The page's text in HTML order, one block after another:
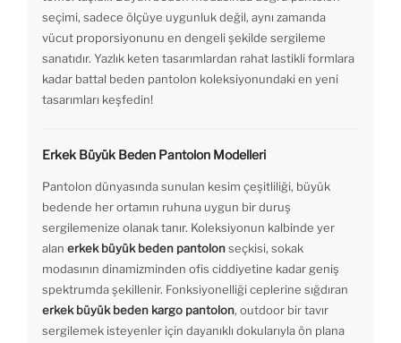
seçimi, sadece ölçüye uygunluk değil, aynı zamanda
vücut proporsiyonunu en dengeli şekilde sergileme
sanatıdır. Yazlık keten tasarımlardan rahat lastikli formlara
kadar battal beden pantolon koleksiyonundaki en yeni
tasarımları keşfedin!
Erkek Büyük Beden Pantolon Modelleri
Pantolon dünyasında sunulan kesim çeşitliliği, büyük
bedende her ortamın ruhuna uygun bir duruş
sergilemenize olanak tanır. Koleksiyonun kalbinde yer
alan erkek büyük beden pantolonseçkisi, sokak
modasının dinamizminden ofis ciddiyetine kadar geniş
spektrumda şekillenir. Fonksiyonelliği ceplerine sığdıran
erkek büyük beden kargo pantolon, outdoor bir tavır
sergilemek isteyenler için dayanıklı dokularıyla ön plana